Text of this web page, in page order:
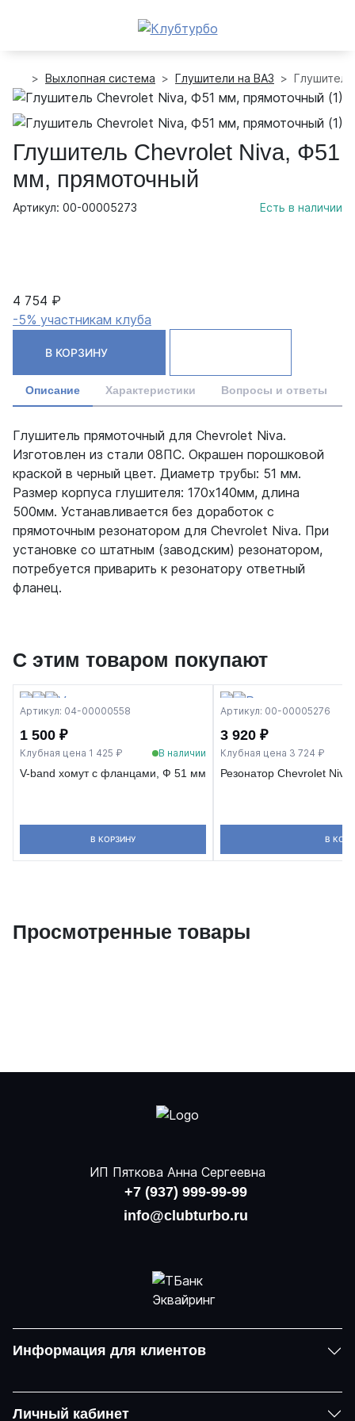
Выхлопная система Глушители на ВАЗ
Глушитель Chevrolet Niva, Ф51
мм, прямоточный
Артикул: 00-00005273 Есть в наличии
4 754 ₽
-5% участникам клуба
В КОРЗИНУ
Описание Характеристики Вопросы и ответы
Глушитель прямоточный для Chevrolet Niva.
Изготовлен из стали 08ПС. Окрашен порошковой
краской в черный цвет. Диаметр трубы: 51 мм.
Размер корпуса глушителя: 170х140мм, длина
500мм. Устанавливается без доработок с
прямоточным резонатором для Chevrolet Niva. При
установке со штатным (заводским) резонатором,
потребуется приварить к резонатору ответный
фланец.
С этим товаром покупают
Артикул: 04-00000558
1 500 ₽
Клубная цена 1 425 ₽ В наличии
V-band хомут с фланцами, Ф 51 мм
В КОРЗИНУ
Артикул: 00-00005276
3 920 ₽
Клубная цена 3 724 ₽
Резонатор Chevrolet
В
Просмотренные товары
ИП Пяткова Анна Сергеевна
+7 (937) 999-99-99
info@clubturbo.ru
Информация для клиентов
Личный кабинет